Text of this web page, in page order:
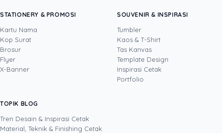
Uprint.id, pakar dengan pengalaman lebih dari
20 tahun yang menguasai tiga disiplin
sekaligus: produksi percetakan dan kemasan
(offset, digital printing, quality control), digital
marketing, serta pemrograman dan AI. Ia
memahami bisnis cetak langsung dari lantai
produksi sampai baris kode, dari menghitung
sampai kemasan produk, selalu dengan
kacamata data dan dampak bisnis nyata.
STATIONERY & PROMOSI
Kartu Nama
Kop Surat
Brosur
Flyer
X-Banner
SOUVENIR & INSPIRASI
Tumbler
Kaos & T-Shirt
Tas Kanvas
Template Design
Inspirasi Cetak
Portfolio
TOPIK BLOG
Tren Desain & Inspirasi Cetak
Material, Teknik & Finishing Cetak